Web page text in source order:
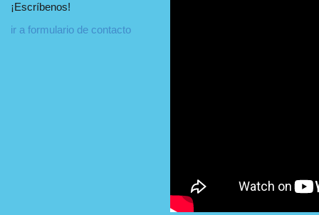
¡Escríbenos!
ir a formulario de contacto